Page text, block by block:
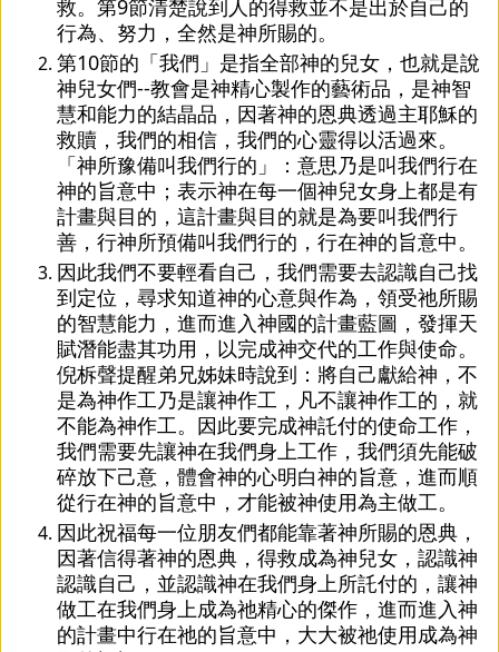
救。第9節清楚說到人的得救並不是出於自己的
行為、努力，全然是神所賜的。
第10節的「我們」是指全部神的兒女，也就是說
神兒女們--教會是神精心製作的藝術品，是神智
慧和能力的結晶品，因著神的恩典透過主耶穌的
救贖，我們的相信，我們的心靈得以活過來。
「神所豫備叫我們行的」：意思乃是叫我們行在
神的旨意中；表示神在每一個神兒女身上都是有
計畫與目的，這計畫與目的就是為要叫我們行
善，行神所預備叫我們行的，行在神的旨意中。
因此我們不要輕看自己，我們需要去認識自己找
到定位，尋求知道神的心意與作為，領受祂所賜
的智慧能力，進而進入神國的計畫藍圖，發揮天
賦潛能盡其功用，以完成神交代的工作與使命。
倪柝聲提醒弟兄姊妹時說到：將自己獻給神，不
是為神作工乃是讓神作工，凡不讓神作工的，就
不能為神作工。因此要完成神託付的使命工作，
我們需要先讓神在我們身上工作，我們須先能破
碎放下己意，體會神的心明白神的旨意，進而順
從行在神的旨意中，才能被神使用為主做工。
因此祝福每一位朋友們都能靠著神所賜的恩典，
因著信得著神的恩典，得救成為神兒女，認識神
認識自己，並認識神在我們身上所託付的，讓神
做工在我們身上成為祂精心的傑作，進而進入神
的計畫中行在祂的旨意中，大大被祂使用成為神